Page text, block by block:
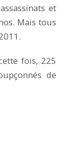
et
Mais tous
fois, 225
de